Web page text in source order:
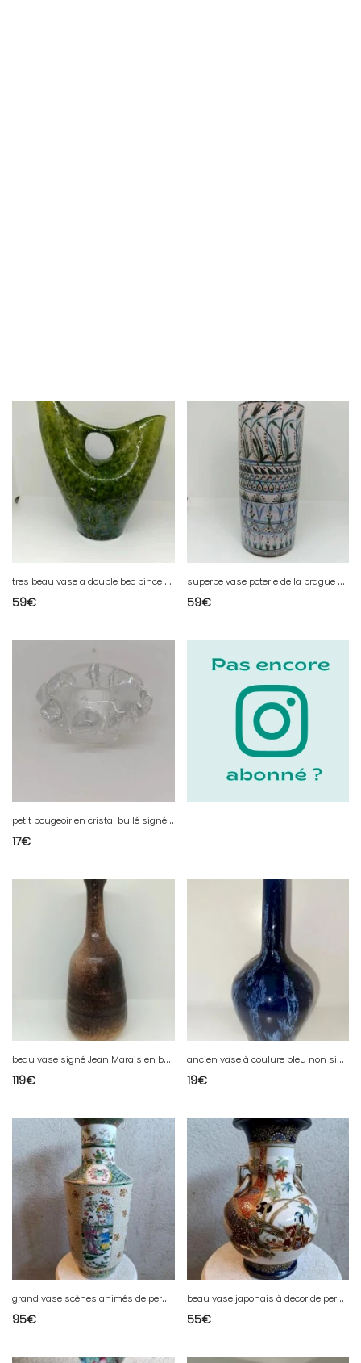
t
res beau vase a double bec pince vert signé poterie cote dazur Biot en bon etat
59€
s
uperbe vase poterie de la brague signé Jacques de chateneuil dit jacques massard en bon etat
59€
p
etit bougeoir en cristal bullé signé Schneider france en bon etat
17€
b
eau vase signé Jean Marais en bon etat
119€
a
ncien vase à coulure bleu non signé en bon etat
19€
g
rand vase scènes animés de personnages et de fleurs Marque six caractères en etat correct
95€
b
eau vase japonais à decor de personnages et floral en bon etat
55€